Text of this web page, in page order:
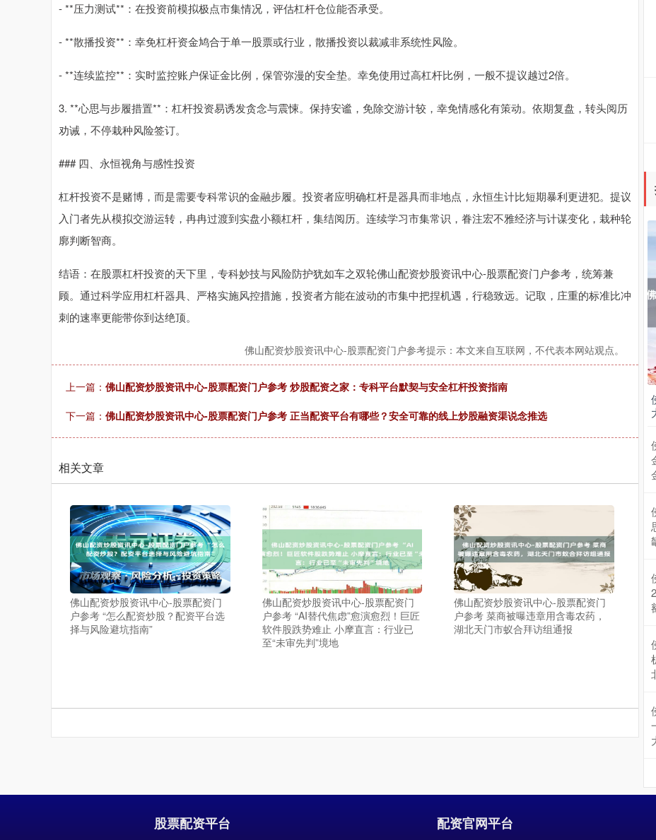
- **压力测试**：在投资前模拟极点市集情况，评估杠杆仓位能否承受。
- **散播投资**：幸免杠杆资金鸠合于单一股票或行业，散播投资以裁减非系统性风险。
- **连续监控**：实时监控账户保证金比例，保管弥漫的安全垫。幸免使用过高杠杆比例，一般不提议越过2倍。
3. **心思与步履措置**：杠杆投资易诱发贪念与震悚。保持安谧，免除交游计较，幸免情感化有策动。依期复盘，转头阅历
劝诫，不停栽种风险签订。
### 四、永恒视角与感性投资
杠杆投资不是赌博，而是需要专科常识的金融步履。投资者应明确杠杆是器具而非地点，永恒生计比短期暴利更进犯。提议
入门者先从模拟交游运转，冉冉过渡到实盘小额杠杆，集结阅历。连续学习市集常识，眷注宏不雅经济与计谋变化，栽种轮
廓判断智商。
结语：在股票杠杆投资的天下里，专科妙技与风险防护犹如车之双轮佛山配资炒股资讯中心-股票配资门户参考，统筹兼
顾。通过科学应用杠杆器具、严格实施风控措施，投资者方能在波动的市集中把捏机遇，行稳致远。记取，庄重的标准比冲
刺的速率更能带你到达绝顶。
佛山配资炒股资讯中心-股票配资门户参考提示：本文来自互联网，不代表本网站观点。
上一篇： 佛山配资炒股资讯中心-股票配资门户参考 炒股配资之家：专科平台默契与安全杠杆投资指南
下一篇： 佛山配资炒股资讯中心-股票配资门户参考 正当配资平台有哪些？安全可靠的线上炒股融资渠说念推选
相关文章
佛山配资炒股资讯中心-股票配资门
户参考 “怎么配资炒股？配资平台选
择与风险避坑指南”
佛山配资炒股资讯中心-股票配资门
户参考 “AI替代焦虑”愈演愈烈！巨匠
软件股跌势难止 小摩直言：行业已
至“未审先判”境地
佛山配资炒股资讯中心-股票配资门
户参考 菜商被曝违章用含毒农药，
湖北天门市蚁合拜访组通报
股票配资平台 配资官网平台